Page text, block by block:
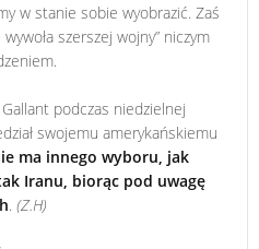
w stanie sobie wyobrazić. Zaś
szerszej wojny” niczym
podczas niedzielnej
swojemu amerykańskiemu
ma innego wyboru, jak
Iranu, biorąc pod uwagę
. (Z.H)